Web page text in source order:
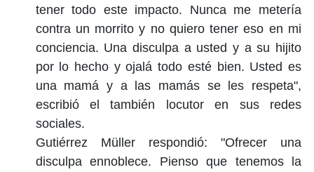
tener todo este impacto. Nunca me metería
contra un morrito y no quiero tener eso en mi
conciencia. Una disculpa a usted y a su hijito
por lo hecho y ojalá todo esté bien. Usted es
una mamá y a las mamás se les respeta",
escribió el también locutor en sus redes
sociales.
Gutiérrez Müller respondió: "Ofrecer una
disculpa ennoblece. Pienso que tenemos la